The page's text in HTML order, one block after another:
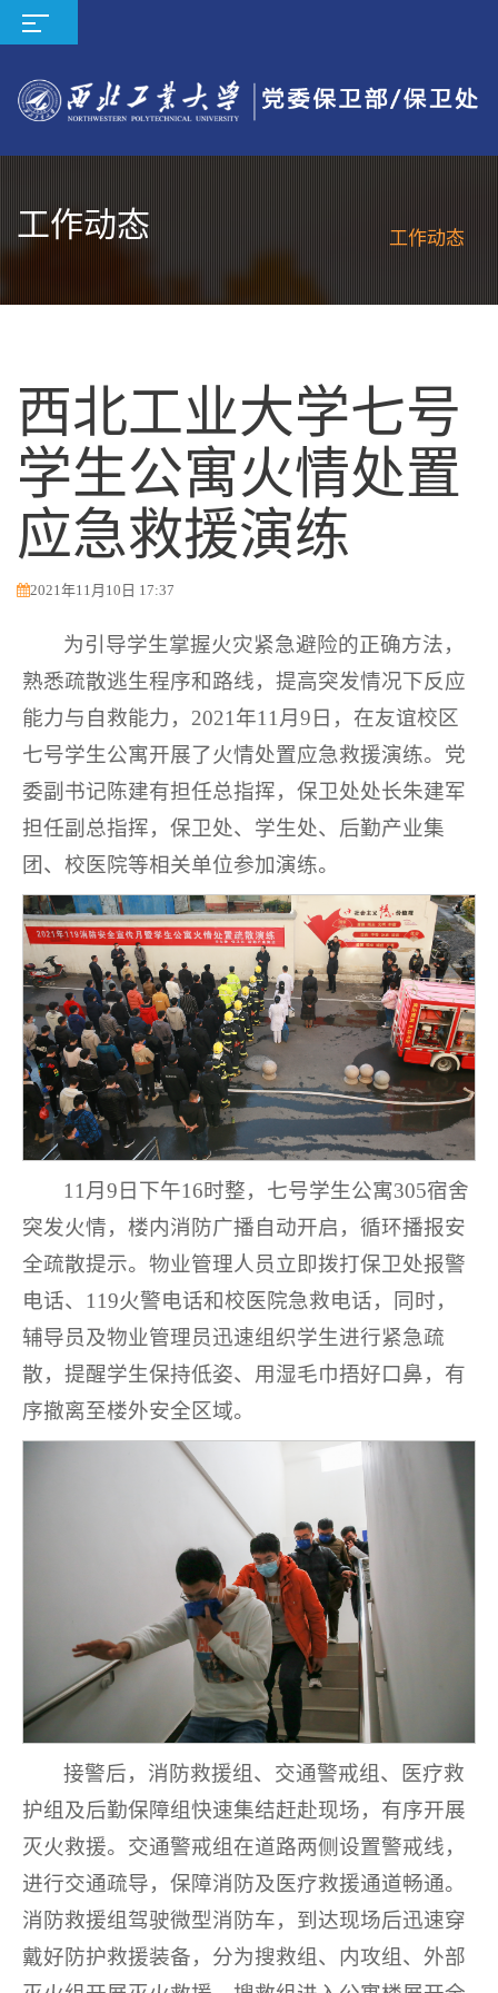
工作动态 工作动态
西北工业大学七号
学生公寓火情处置
应急救援演练
2021年11月10日 17:37
为引导学生掌握火灾紧急避险的正确方法，
熟悉疏散逃生程序和路线，提高突发情况下反应
能力与自救能力，2021年11月9日，在友谊校区
七号学生公寓开展了火情处置应急救援演练。党
委副书记陈建有担任总指挥，保卫处处长朱建军
担任副总指挥，保卫处、学生处、后勤产业集
团、校医院等相关单位参加演练。
11月9日下午16时整，七号学生公寓305宿舍
突发火情，楼内消防广播自动开启，循环播报安
全疏散提示。物业管理人员立即拨打保卫处报警
电话、119火警电话和校医院急救电话，同时，
辅导员及物业管理员迅速组织学生进行紧急疏
散，提醒学生保持低姿、用湿毛巾捂好口鼻，有
序撤离至楼外安全区域。
接警后，消防救援组、交通警戒组、医疗救
护组及后勤保障组快速集结赶赴现场，有序开展
灭火救援。交通警戒组在道路两侧设置警戒线，
进行交通疏导，保障消防及医疗救援通道畅通。
消防救援组驾驶微型消防车，到达现场后迅速穿
戴好防护救援装备，分为搜救组、内攻组、外部